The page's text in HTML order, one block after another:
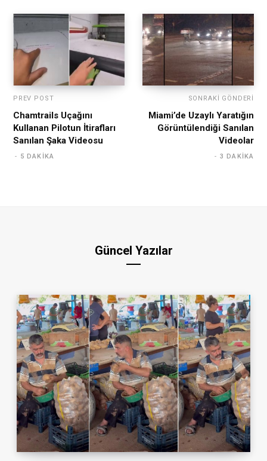
PREV POST
Chamtrails Uçağını
Kullanan Pilotun İtirafları
Sanılan Şaka Videosu
5 DAKIKA
SONRAKI GÖNDERI
Miami’de Uzaylı Yaratığın
Görüntülendiği Sanılan
Videolar
3 DAKIKA
Güncel Yazılar